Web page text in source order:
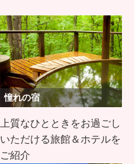
憧れの宿
上質なひとときをお過ごし
いただける旅館＆ホテルを
ご紹介